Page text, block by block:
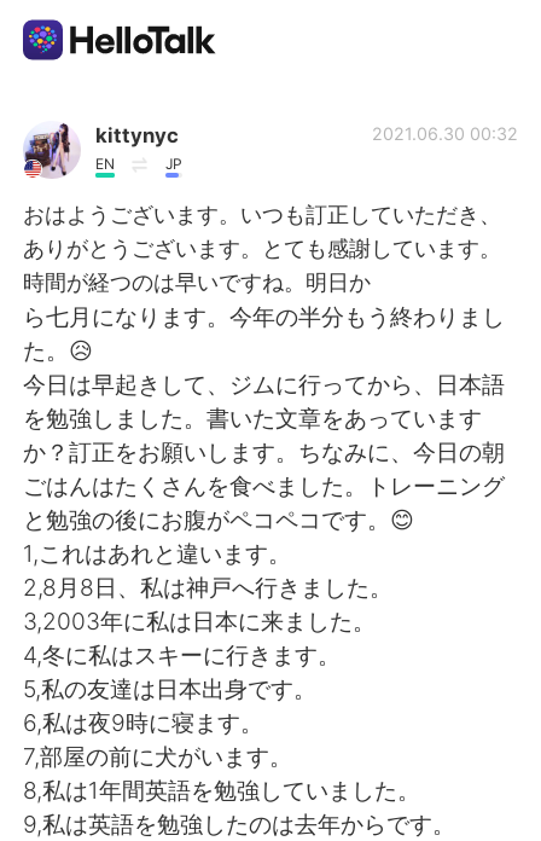
AI Grammar Checker
English
简体中文
Español العربية
Français Deutsch
日本語 한국어
Русский ไทย
Indonesia Italiano
Türkçe Tiếng Việt
Português
kittynyc
EN JP
2021.06.30 00:32
おはようございます。いつも訂正していただき、
ありがとうございます。とても感謝しています。
時間が経つのは早いですね。明日か
ら七月になります。今年の半分もう終わりまし
た。😥
今日は早起きして、ジムに行ってから、日本語
を勉強しました。書いた文章をあっています
か？訂正をお願いします。ちなみに、今日の朝
ごはんはたくさんを食べました。トレーニング
と勉強の後にお腹がペコペコです。😊
1,これはあれと違います。
2,8月8日、私は神戸へ行きました。
3,2003年に私は日本に来ました。
4,冬に私はスキーに行きます。
5,私の友達は日本出身です。
6,私は夜9時に寝ます。
7,部屋の前に犬がいます。
8,私は1年間英語を勉強していました。
9,私は英語を勉強したのは去年からです。